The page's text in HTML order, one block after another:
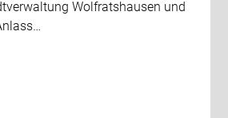
Wolfratshausen und